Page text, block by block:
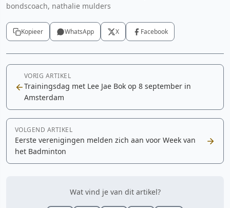
bondscoach, nathalie mulders
Kopieer WhatsApp X Facebook
VORIG ARTIKEL
Trainingsdag met Lee Jae Bok op 8 september in
Amsterdam
VOLGEND ARTIKEL
Eerste verenigingen melden zich aan voor Week van
het Badminton
Wat vind je van dit artikel?